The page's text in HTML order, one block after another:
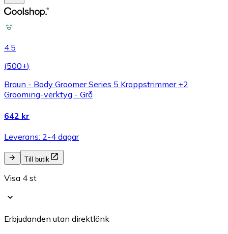
4.5
(500+)
Braun - Body Groomer Series 5 Kroppstrimmer +2
Grooming-verktyg - Grå
642 kr
Leverans: 2-4 dagar
Till butik
Visa 4 st
Erbjudanden utan direktlänk